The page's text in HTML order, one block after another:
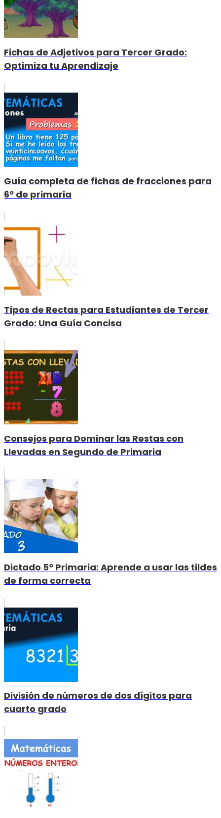
Fichas de Adjetivos para Tercer Grado:
Optimiza tu Aprendizaje
Guía completa de fichas de fracciones para
6º de primaria
Tipos de Rectas para Estudiantes de Tercer
Grado: Una Guía Concisa
Consejos para Dominar las Restas con
Llevadas en Segundo de Primaria
Dictado 5º Primaria: Aprende a usar las tildes
de forma correcta
División de números de dos dígitos para
cuarto grado